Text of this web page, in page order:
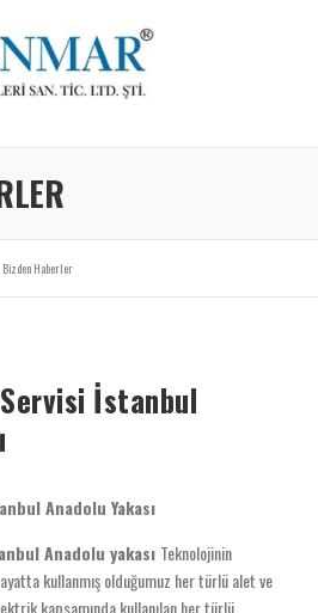
Bizden Haberler
İstanbul
Anadolu Yakası
Anadolu yakası Teknolojinin
kullanmış olduğumuz her türlü alet ve
kapsamında kullanılan her türlü